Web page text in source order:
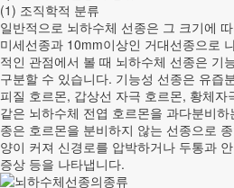
(1) 조직학적 분류
일반적으로 뇌하수체 선종은 그 크기에
미세선종과 10mm이상인 거대선종으로
적인 관점에서 볼 때 뇌하수체 선종은 기
구분할 수 있습니다. 기능성 선종은 유즙
피질 호르몬, 갑상선 자극 호르몬, 황체
같은 뇌하수체 전엽 호르몬을 과다분비
종은 호르몬을 분비하지 않는 선종으로
양이 커져 신경로를 압박하거나 두통과
증상 등을 나타냅니다.